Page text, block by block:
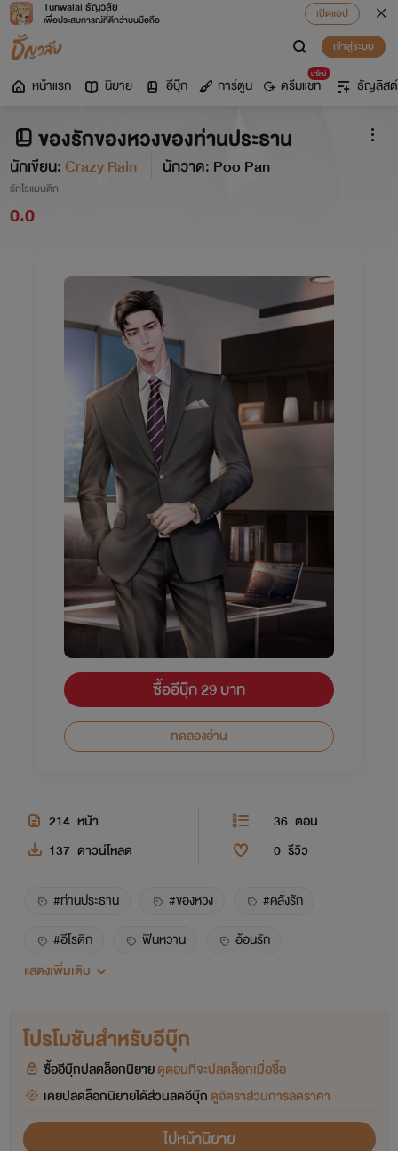
Tunwalai ธัญวลัย
เพื่อประสบการณ์ที่ดีกว่าบนมือถือ
เปิดแอป
เข้าสู่ระบบ
หน้าแรก นิยาย อีบุ๊ก การ์ตูน
มาใหม่
ดรีมแชท ธัญลิสต์
ของรักของหวงของท่านประธาน
นักเขียน:Crazy Rain นักวาด: Poo Pan
รักโรแมนติก
0.0
ซื้ออีบุ๊ก 29 บาท
ทดลองอ่าน
214 หน้า 36 ตอน
137 ดาวน์โหลด 0 รีวิว
#ท่านประธาน #ของหวง
#คลั่งรัก
#อีโรติก
ฟินหวาน
อ้อนรัก
พระเอกสายเปย์
แสดงเพิ่มเติม
โปรโมชันสำหรับอีบุ๊ก
ซื้ออีบุ๊กปลดล็อกนิยายดูตอนที่จะปลดล็อกเมื่อซื้อ
เคยปลดล็อกนิยายได้ส่วนลดอีบุ๊ก ดูอัตราส่วนการลดราคา
ไปหน้านิยาย